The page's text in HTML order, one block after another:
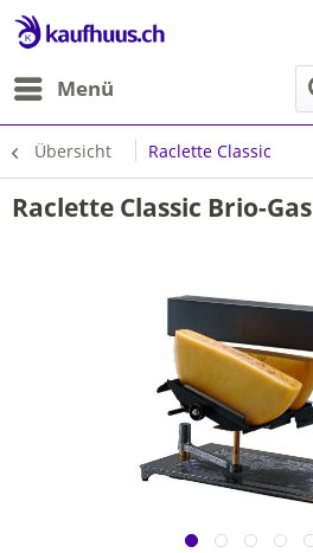
Menü
Übersicht Raclette Classic
Raclette Classic Brio-Gas